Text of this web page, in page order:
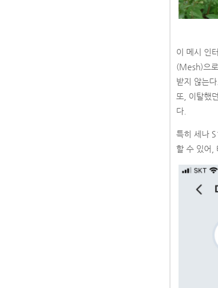
이 메시 인
(Mesh)으
받지 않는다.
또, 이탈했
다.
특히 세나
할 수 있어,